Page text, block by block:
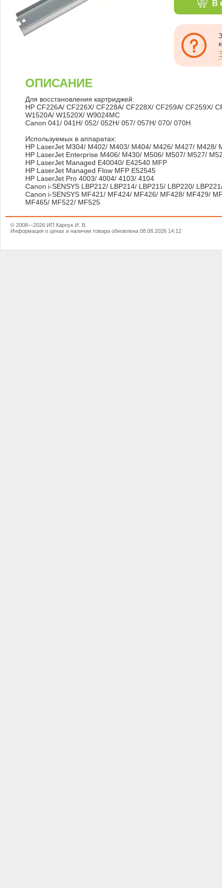
В
ОПИСАНИЕ
Для восстановления картриджей:
HP CF226A/ CF226X/ CF228A/ CF228X/ CF259A/ CF259X/
W1520A/ W1520X/ W9024MC
Canon 041/ 041H/ 052/ 052H/ 057/ 057H/ 070/ 070H
Используемых в аппаратах:
HP LaserJet M304/ M402/ M403/ M404/ M426/ M427/ M428/
HP LaserJet Enterprise M406/ M430/ M506/ M507/ M527/
HP LaserJet Managed E40040/ E42540 MFP
HP LaserJet Managed Flow MFP E52545
HP LaserJet Pro 4003/ 4004/ 4103/ 4104
Canon i-SENSYS LBP212/ LBP214/ LBP215/ LBP220/
Canon i-SENSYS MF421/ MF424/ MF426/ MF428/ MF429/
MF465/ MF522/ MF525
© 2008—2026 ИП Карпук И. В.
Информация о ценах и наличии товара обновлена 08.08.2026 14:12